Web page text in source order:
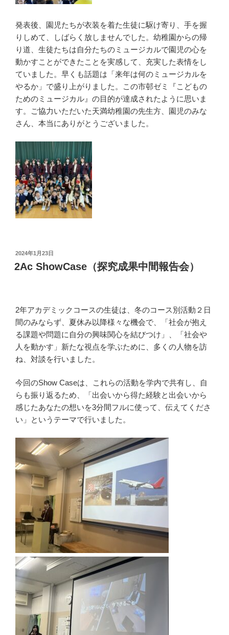
発表後、園児たちが衣装を着た生徒に駆け寄り、手を握
りしめて、しばらく放しませんでした。幼稚園からの帰
り道、生徒たちは自分たちのミュージカルで園児の心を
動かすことができたことを実感して、充実した表情をし
ていました。早くも話題は「来年は何のミュージカルを
やるか」で盛り上がりました。この市邨ゼミ『こどもの
ためのミュージカル』の目的が達成されたように思いま
す。ご協力いただいた天満幼稚園の先生方、園児のみな
さん、本当にありがとうございました。
投
稿
日:
2024年1月23日
2Ac ShowCase（探究成果中間報告会）
2年アカデミックコースの生徒は、冬のコース別活動２日
間のみならず、夏休み以降様々な機会で、「社会が抱え
る課題や問題に自分の興味関心を結びつけ」、「社会や
人を動かす」新たな視点を学ぶために、多くの人物を訪
ね、対談を行いました。
今回のShow Caseは、これらの活動を学内で共有し、自
らも振り返るため、「出会いから得た経験と出会いから
感じたあなたの想いを3分間フルに使って、伝えてくださ
い」というテーマで行いました。